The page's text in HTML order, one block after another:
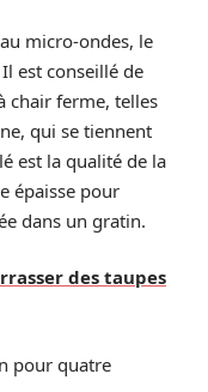
micro-ondes, le
est conseillé de
chair ferme, telles
qui se tiennent
est la qualité de la
épaisse pour
dans un gratin.
des taupes
pour quatre